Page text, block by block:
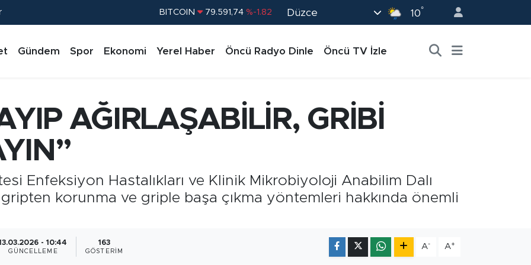
BITCOIN 79.591,74 %-1.82
EURO 53,38690 %0.19
BİST100 14.598,00
Düzce 10°
Gündem Spor Ekonomi Yerel Haber Öncü Radyo Dinle Öncü TV İzle
AĞIRLAŞABİLİR, GRİBİ
Enfeksiyon Hastalıkları ve Klinik Mikrobiyoloji Anabilim Dalı
gripten korunma ve griple başa çıkma yöntemleri hakkında önemli
- 10:44
GÜNCELLEME
163
GÖSTERIM
A- A+